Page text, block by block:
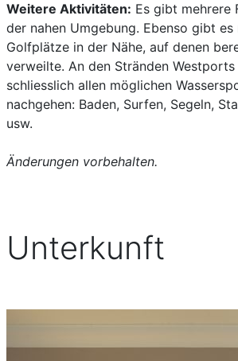
Weitere Aktivitäten: Es gibt mehrere
der nahen Umgebung. Ebenso gibt
Golfplätze in der Nähe, auf denen
verweilte. An den Stränden Westports
schliesslich allen möglichen
nachgehen: Baden, Surfen, Segeln,
usw.
Änderungen vorbehalten.
Unterkunft